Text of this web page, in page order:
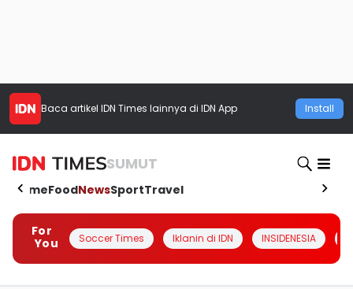
Baca artikel IDN Times lainnya di IDN App Install
SUMUT
HomeFoodNewsSportTravel
For
You
Soccer Times Iklanin di IDN INSIDENESIA